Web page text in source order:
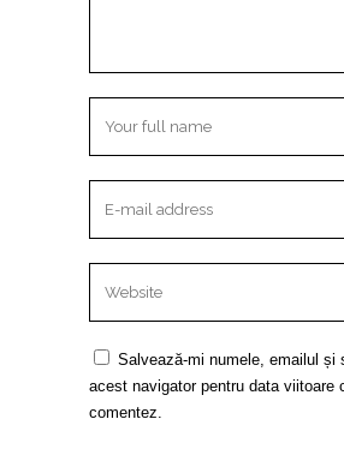
Salvează-mi numele, emailul și
acest navigator pentru data viitoare
comentez.